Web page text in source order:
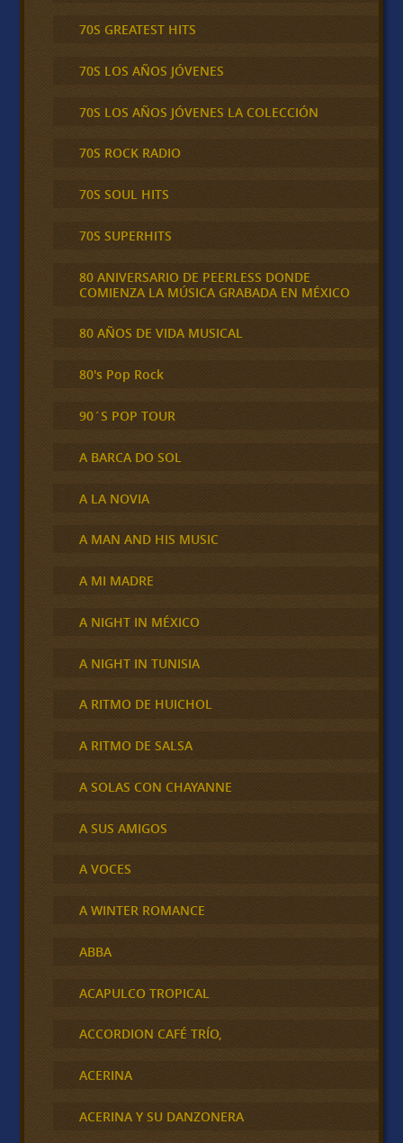
70S GREATEST HITS
70S LOS AÑOS JÓVENES
70S LOS AÑOS JÓVENES LA COLECCIÓN
70S ROCK RADIO
70S SOUL HITS
70S SUPERHITS
80 ANIVERSARIO DE PEERLESS DONDE
COMIENZA LA MÚSICA GRABADA EN MÉXICO
80 AÑOS DE VIDA MUSICAL
80's Pop Rock
90´S POP TOUR
A BARCA DO SOL
A LA NOVIA
A MAN AND HIS MUSIC
A MI MADRE
A NIGHT IN MÉXICO
A NIGHT IN TUNISIA
A RITMO DE HUICHOL
A RITMO DE SALSA
A SOLAS CON CHAYANNE
A SUS AMIGOS
A VOCES
A WINTER ROMANCE
ABBA
ACAPULCO TROPICAL
ACCORDION CAFÉ TRÍO,
ACERINA
ACERINA Y SU DANZONERA